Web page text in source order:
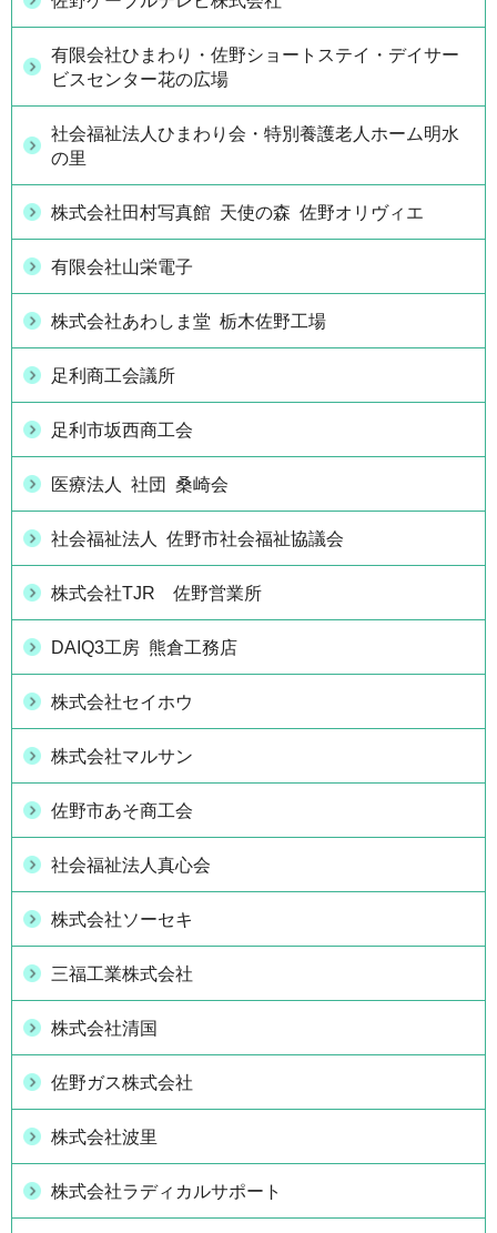
有限会社ひまわり・佐野ショートステイ・デイサー
ビスセンター花の広場
社会福祉法人ひまわり会・特別養護老人ホーム明水
の里
株式会社田村写真館 天使の森 佐野オリヴィエ
有限会社山栄電子
株式会社あわしま堂 栃木佐野工場
足利商工会議所
足利市坂西商工会
医療法人 社団 桑崎会
社会福祉法人 佐野市社会福祉協議会
株式会社TJR 佐野営業所
DAIQ3工房 熊倉工務店
株式会社セイホウ
株式会社マルサン
佐野市あそ商工会
社会福祉法人真心会
株式会社ソーセキ
三福工業株式会社
株式会社清国
佐野ガス株式会社
株式会社波里
株式会社ラディカルサポート